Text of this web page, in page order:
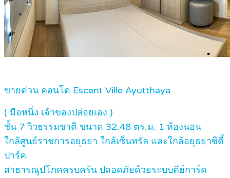
ขายด่วน คอนโด Escent Ville Ayutthaya
( มือหนึ่ง เจ้าของปล่อยเอง )
ชั้น 7 วิวธรรมชาติ ขนาด 32.48 ตร.ม. 1 ห้องนอน
ใกล้ศูนย์ราชการอยุธยา ใกล้เซ็นทรัล และใกล้อยุธยาซิตี้
ปาร์ค
สาธารณูปโภคครบครัน ปลอดภัยด้วยระบบคีย์การ์ด